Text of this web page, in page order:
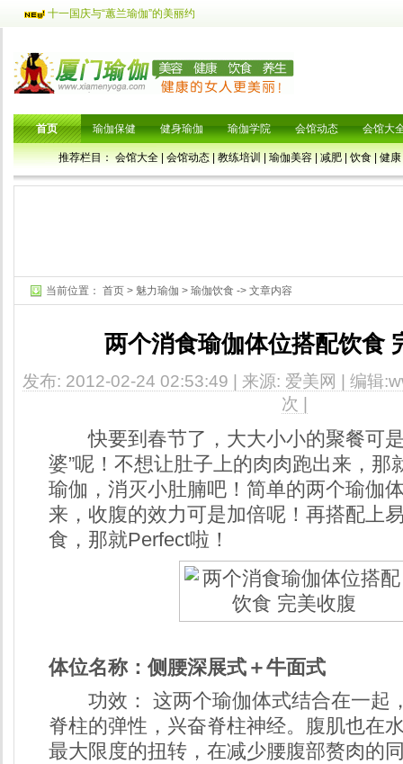
十一国庆与“蕙兰瑜伽”的美丽约
首页
推荐栏目：会馆大全|会馆动态|教练培训|瑜伽美容|减肥|饮食|健康
瑜伽保健 健身瑜伽 瑜伽学院 会馆动态 会馆大
当前位置： 首页 > 魅力瑜伽 > 瑜伽饮食 -> 文章内容
两个消食瑜伽体位搭配饮食
发布: 2012-02-24 02:53:49 | 来源: 爱美网 | 编辑
次 |
快要到春节了，大大小小的聚餐可是
婆”呢！不想让肚子上的肉肉跑出来，那
瑜伽，消灭小肚腩吧！简单的两个瑜伽
来，收腹的效力可是加倍呢！再搭配上
食，那就Perfect啦！
体位名称：侧腰深展式＋牛面式
功效： 这两个瑜伽体式结合在一起
脊柱的弹性，兴奋脊柱神经。腹肌也在
最大限度的扭转，在减少腰腹部赘肉的